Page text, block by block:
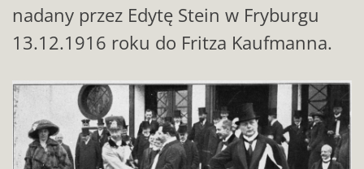
nadany przez Edytę Stein w Fryburgu
13.12.1916 roku do Fritza Kaufmanna.